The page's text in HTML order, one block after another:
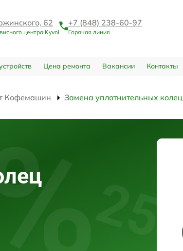
62
центра Kyvol
+7 (848) 238-60-97
Горячая линия
Цена ремонта Вакансии Контакты
Кофемашин Замена уплотнительных колец